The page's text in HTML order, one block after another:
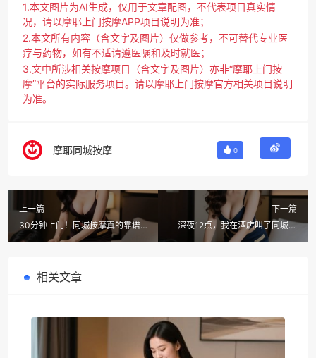
1.本文图片为AI生成，仅用于文章配图，不代表项目真实情
况，请以摩耶上门按摩APP项目说明为准；
2.本文所有内容（含文字及图片）仅做参考，不可替代专业医
疗与药物，如有不适请遵医嘱和及时就医；
3.文中所涉相关按摩项目（含文字及图片）亦非“摩耶上门按
摩”平台的实际服务项目。请以摩耶上门按摩官方相关项目说明
为准。
摩耶同城按摩 0
上一篇
30分钟上门！同城按摩真的靠谱
吗？出差酒店也能叫摩耶上门按摩
下一篇
深夜12点，我在酒店叫了同城按
摩，结果技师第一句话是：加钟
相关文章